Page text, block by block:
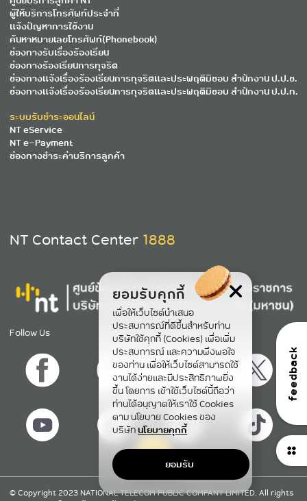
feedback
ยอมรับคุกกี้
เพื่อให้เว็บไซต์นำเสนอ
ประสบการณ์ที่ดีขึ้นสำหรับท่าน
บริษัทใช้คุกกี้ (Cookies) เพื่อเพิ่ม
ประสบการณ์ และความพึงพอใจ
ของท่าน เพื่อให้เว็บไซต์สามารถใช้
งานได้ง่ายและมีประสิทธิภาพยิ่ง
ขึ้น โดยการ เข้าใช้เว็บไซต์นี้ถือว่า
ท่านได้อนุญาตให้เราใช้ Cookies
ตาม นโยบาย Cookies ของ
บริษัทนโยบายคุกกี้
ยอมรับ
ผู้ให้บริการโทรศัพท์ประจำที่
แจ้งปัญหาการใช้งาน
ค้นหาหมายเลขโทรศัพท์(Phonebook)
ช่องทางรับเรื่องร้องเรียน
ช่องทางร้องเรียนการทุจริต
ช่องทางแจ้งเรื่องร้องเรียนการทุจริตและประพฤติมิชอบ สำนักงาน ป.ป.ช.
ช่องทางแจ้งเรื่องร้องเรียนการทุจริตและประพฤติมิชอบ สำนักงาน ป.ป.ท.
ระบบรับชำระออนไลน์
NT eService
NT e-Payment
ช่องทางชำระค่าบริการลูกค้า
NT Contact Center 1888
Follow Us
© Copyright 2023 NATIONAL TELECOM PUBLIC COMPANY LIMITED. All rights
กลับขึ้นข้างบน